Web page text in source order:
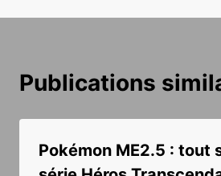
Publications
Pokémon ME2.5 : tout